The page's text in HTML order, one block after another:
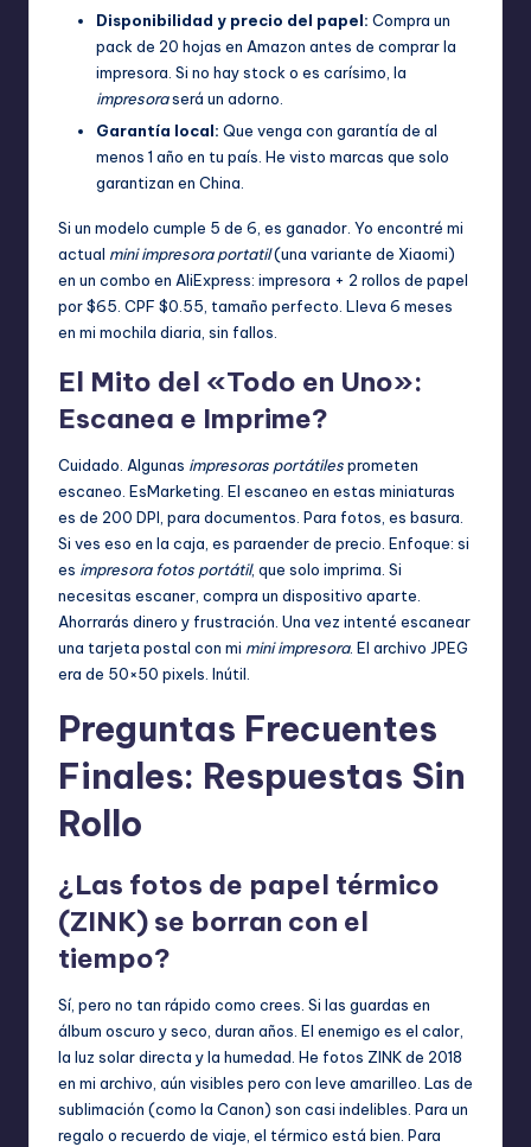
Disponibilidad y precio del papel: Compra un
pack de 20 hojas en Amazon antes de comprar la
impresora. Si no hay stock o es carísimo, la
impresoraserá un adorno.
Garantía local: Que venga con garantía de al
menos 1 año en tu país. He visto marcas que solo
garantizan en China.
Si un modelo cumple 5 de 6, es ganador. Yo encontré mi
actual mini impresora portatil(una variante de Xiaomi)
en un combo en AliExpress: impresora + 2 rollos de papel
por $65. CPF $0.55, tamaño perfecto. Lleva 6 meses
en mi mochila diaria, sin fallos.
El Mito del «Todo en Uno»:
Escanea e Imprime?
Cuidado. Algunas impresoras portátilesprometen
escaneo. EsMarketing. El escaneo en estas miniaturas
es de 200 DPI, para documentos. Para fotos, es basura.
Si ves eso en la caja, es paraender de precio. Enfoque: si
es impresora fotos portátil, que solo imprima. Si
necesitas escaner, compra un dispositivo aparte.
Ahorrarás dinero y frustración. Una vez intenté escanear
una tarjeta postal con mi mini impresora. El archivo JPEG
era de 50×50 pixels. Inútil.
Preguntas Frecuentes
Finales: Respuestas Sin
Rollo
¿Las fotos de papel térmico
(ZINK) se borran con el
tiempo?
Sí, pero no tan rápido como crees. Si las guardas en
álbum oscuro y seco, duran años. El enemigo es el calor,
la luz solar directa y la humedad. He fotos ZINK de 2018
en mi archivo, aún visibles pero con leve amarilleo. Las de
sublimación (como la Canon) son casi indelibles. Para un
regalo o recuerdo de viaje, el térmico está bien. Para